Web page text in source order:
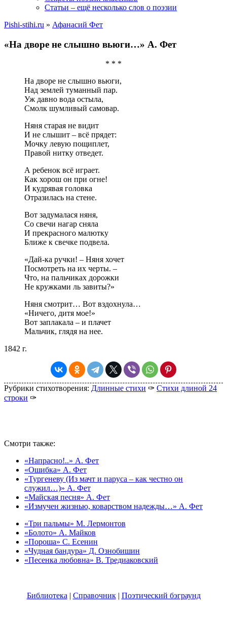
Статьи – ещё несколько слов о поэзии
Pishi-stihi.ru » Афанасий Фет
«На дворе не слышно вьюги…» А. Фет
* * *
На дворе не слышно вьюги,
Над землей туманный пар.
Уж давно вода остыла,
Смолк шумливый самовар.
Няня старая не видит
И не слышит – всё прядет:
Мочку левую пощиплет,
Правой нитку отведет.
А ребенок всё играет.
Как хорош он при огне!
И кудрявая головка
Отразилась на стене.
Вот задумалася няня,
Со свечи нагар сняла
И прекрасного малютку
Ближе к свечке подвела.
«Дай-ка ручки! – Няня хочет
Посмотреть на их черты. –
Что, на пальчиках дорожки
Не кружками ль завиты?»
Няня смотрит… Вот вздохнула…
«Ничего, дитя мое!»
Вот заплакала – и плачет
Мальчик, глядя на нее.
1842 г.
Рубрики стихотворения: Длинные стихи ✑ Стихи длиной 24
строки ✑
Смотри также:
«Напрасно!..» А. Фет
«Ошибка» А. Фет
«Тургеневу (Из мачт и паруса – как честно он
служил…)» А. Фет
«Майская песня» А. Фет
«Измучен жизнью, коварством надежды…» А. Фет
«Три пальмы» М. Лермонтов
«Болото» А. Майков
«Пороша» С. Есенин
«Чудная бандура» Д. Ознобишин
«Песенка любовна» В. Тредиаковский
Библиотека| Справочник| Поэтический бэграунд